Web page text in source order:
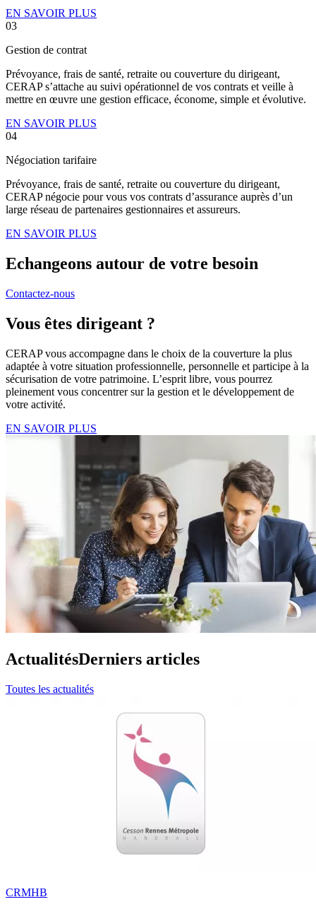
EN SAVOIR PLUS
03
Gestion de contrat
Prévoyance, frais de santé, retraite ou couverture du dirigeant,
CERAP s’attache au suivi opérationnel de vos contrats et veille à
mettre en œuvre une gestion efficace, économe, simple et évolutive.
EN SAVOIR PLUS
04
Négociation tarifaire
Prévoyance, frais de santé, retraite ou couverture du dirigeant,
CERAP négocie pour vous vos contrats d’assurance auprès d’un
large réseau de partenaires gestionnaires et assureurs.
EN SAVOIR PLUS
Echangeons autour de votre besoin
Contactez-nous
Vous êtes dirigeant ?
CERAP vous accompagne dans le choix de la couverture la plus
adaptée à votre situation professionnelle, personnelle et participe à la
sécurisation de votre patrimoine. L’esprit libre, vous pourrez
pleinement vous concentrer sur la gestion et le développement de
votre activité.
EN SAVOIR PLUS
ActualitésDerniers articles
Toutes les actualités
CRMHB